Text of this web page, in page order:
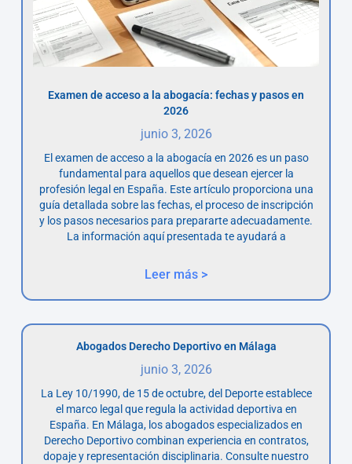
Examen de acceso a la abogacía: fechas y pasos en
2026
junio 3, 2026
El examen de acceso a la abogacía en 2026 es un paso
fundamental para aquellos que desean ejercer la
profesión legal en España. Este artículo proporciona una
guía detallada sobre las fechas, el proceso de inscripción
y los pasos necesarios para prepararte adecuadamente.
La información aquí presentada te ayudará a
Leer más >
Abogados Derecho Deportivo en Málaga
junio 3, 2026
La Ley 10/1990, de 15 de octubre, del Deporte establece
el marco legal que regula la actividad deportiva en
España. En Málaga, los abogados especializados en
Derecho Deportivo combinan experiencia en contratos,
dopaje y representación disciplinaria. Consulte nuestro